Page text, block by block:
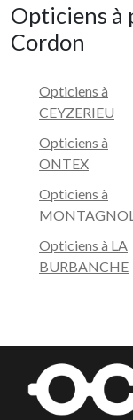
Opticiens à
Cordon
Opticiens à
CEYZERIEU
Opticiens à
ONTEX
Opticiens à
Opticiens à LA
BURBANCHE